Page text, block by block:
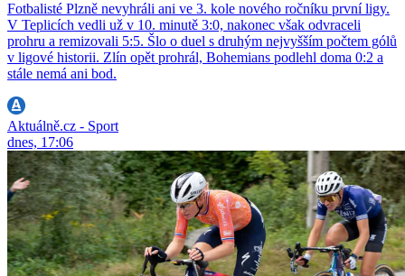
Fotbalisté Plzně nevyhráli ani ve 3. kole nového ročníku první ligy.
V Teplicích vedli už v 10. minutě 3:0, nakonec však odvraceli
prohru a remizovali 5:5. Šlo o duel s druhým nejvyšším počtem gólů
v ligové historii. Zlín opět prohrál, Bohemians podlehl doma 0:2 a
stále nemá ani bod.
Aktuálně.cz - Sport
dnes, 17:06